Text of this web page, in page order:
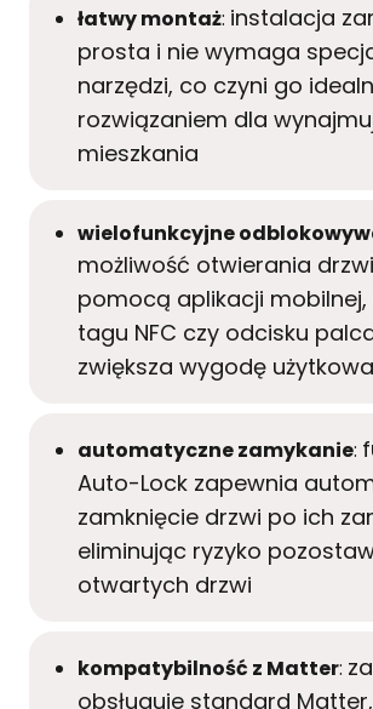
łatwy montaż: instalacja
prosta i nie wymaga
narzędzi, co czyni go
rozwiązaniem dla
mieszkania
wielofunkcyjne
możliwość otwierania
pomocą aplikacji mobilnej,
tagu NFC czy odcisku
zwiększa wygodę
automatyczne zamykanie:
Auto-Lock zapewnia
zamknięcie drzwi po ich
eliminując ryzyko
otwartych drzwi
kompatybilność z Matter:
obsługuje standard